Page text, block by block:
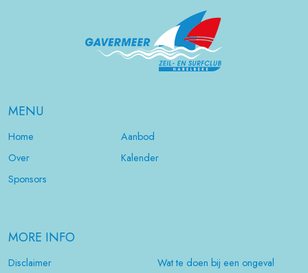
MENU
Home
Aanbod
Over
Kalender
Sponsors
MORE INFO
Disclaimer Wat te doen bij een ongeval